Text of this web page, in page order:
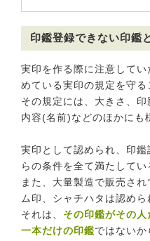
印鑑登録できない印鑑
実印を作る際に注意して
めている実印の規定を守る
その規定には、大きさ、
内容(名前)などのほかにも
実印として認められ、印
らの条件を全て満たしてい
また、大量製造で販売さ
ム印、シャチハタは認めら
それは、 その印鑑がその
一本だけの印鑑ではないか